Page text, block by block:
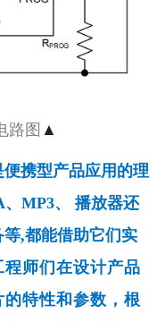
路图 ▲
便携型产品应用的理
MP3、 播放器还
,都能借助它们实
程师们在设计产品
特性和参数，根